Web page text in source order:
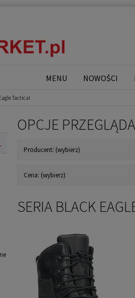
MENU NOWOŚCI
Tactical
OPCJE
Producent: (wybierz)
Cena: (wybierz)
SERIA BLACK